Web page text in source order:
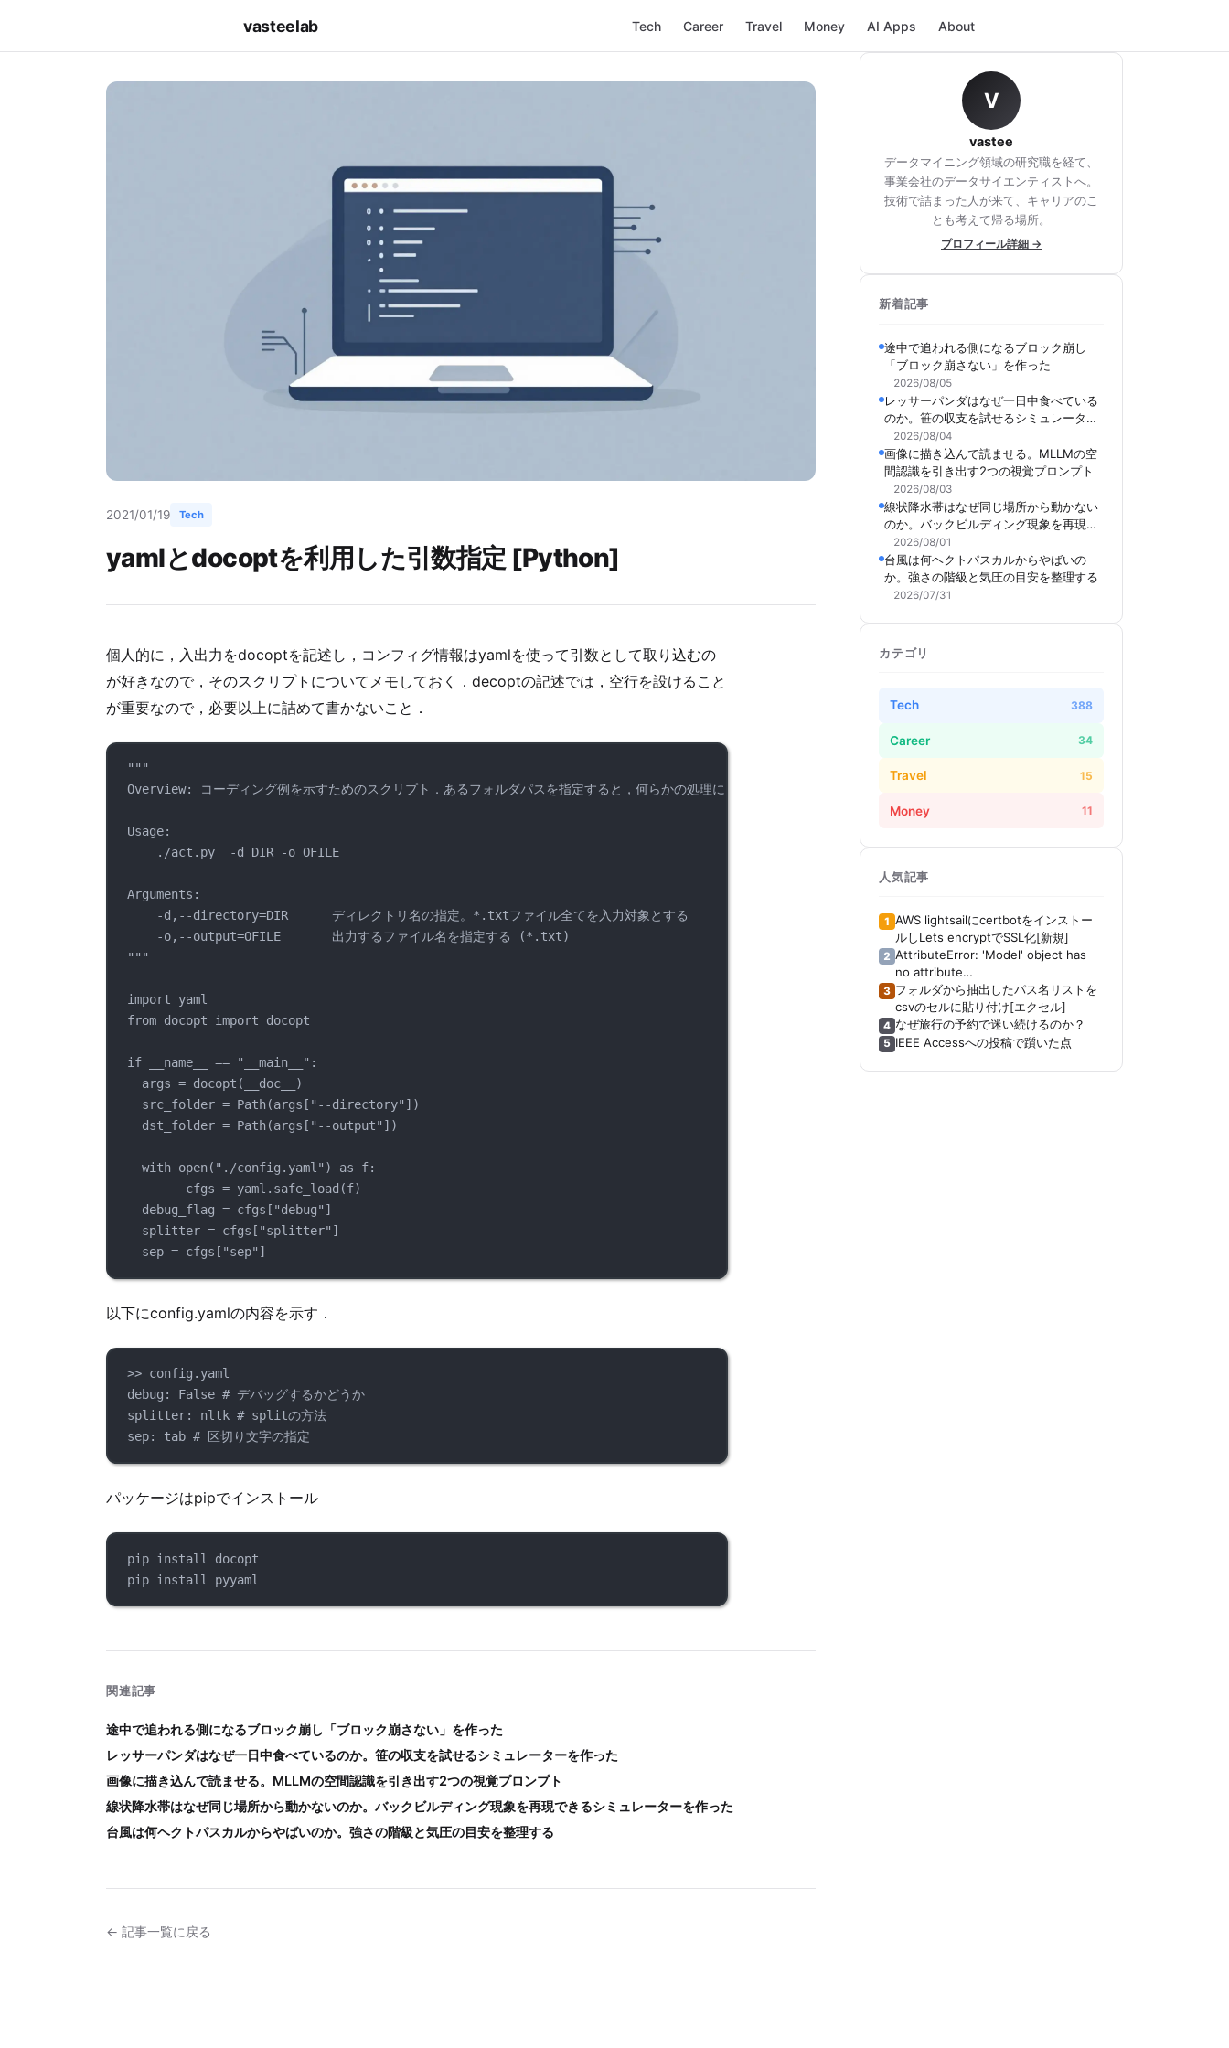
vasteelab Tech Career Travel Money AI Apps About
2021/01/19 Tech
yamlとdocoptを利用した引数指定 [Python]
個人的に，入出力をdocoptを記述し，コンフィグ情報はyamlを使って引数として取り込むの
が好きなので，そのスクリプトについてメモしておく．decoptの記述では，空行を設けること
が重要なので，必要以上に詰めて書かないこと．
"""
Overview: コーディング例を示すためのスクリプト．あるフォルダパスを指定すると，何らかの処理により，１つのファイルが出力される
Usage:
./act.py  -d DIR -o OFILE
Arguments:
-d,--directory=DIR      ディレクトリ名の指定。*.txtファイル全てを入力対象とする
-o,--output=OFILE       出力するファイル名を指定する (*.txt)
"""
import yaml
from docopt import docopt
if __name__ == "__main__":
args = docopt(__doc__)
src_folder = Path(args["--directory"])
dst_folder = Path(args["--output"])
with open("./config.yaml") as f:
cfgs = yaml.safe_load(f)
debug_flag = cfgs["debug"]
splitter = cfgs["splitter"]
sep = cfgs["sep"]
以下にconfig.yamlの内容を示す．
>> config.yaml
debug: False # デバッグするかどうか
splitter: nltk # splitの方法
sep: tab # 区切り文字の指定
パッケージはpipでインストール
pip install docopt
pip install pyyaml
関連記事
途中で追われる側になるブロック崩し「ブロック崩さない」を作った
レッサーパンダはなぜ一日中食べているのか。笹の収支を試せるシミュレーターを作った
画像に描き込んで読ませる。MLLMの空間認識を引き出す2つの視覚プロンプト
線状降水帯はなぜ同じ場所から動かないのか。バックビルディング現象を再現できるシミュレーターを作った
台風は何ヘクトパスカルからやばいのか。強さの階級と気圧の目安を整理する
← 記事一覧に戻る
V
vastee
データマイニング領域の研究職を経て、
事業会社のデータサイエンティストへ。
技術で詰まった人が来て、キャリアのこ
とも考えて帰る場所。
プロフィール詳細 →
新着記事
途中で追われる側になるブロック崩し
「ブロック崩さない」を作った
2026/08/05
レッサーパンダはなぜ一日中食べている
のか。笹の収支を試せるシミュレーター
を作った
2026/08/04
画像に描き込んで読ませる。MLLMの空
間認識を引き出す2つの視覚プロンプト
2026/08/03
線状降水帯はなぜ同じ場所から動かない
のか。バックビルディング現象を再現で
きるシミュレーターを作った
2026/08/01
台風は何ヘクトパスカルからやばいの
か。強さの階級と気圧の目安を整理する
2026/07/31
カテゴリ
Tech 388
Career 34
Travel 15
Money 11
人気記事
1 AWS lightsailにcertbotをインストー
ルしLets encryptでSSL化[新規]
2 AttributeError: 'Model' object has
no attribute
'_get_distribution_strategy'[Keras]
[Tensorboard]
3 フォルダから抽出したパス名リストを
csvのセルに貼り付け[エクセル]
4 なぜ旅行の予約で迷い続けるのか？
5 IEEE Accessへの投稿で躓いた点